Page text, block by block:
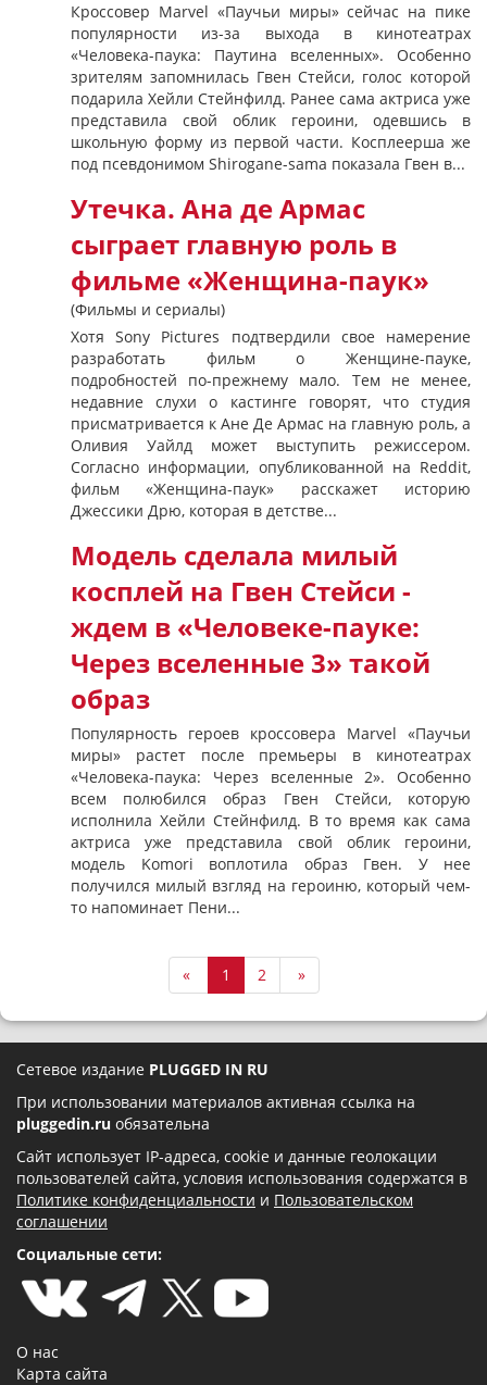
Кроссовер Marvel «Паучьи миры» сейчас на пике
популярности из-за выхода в кинотеатрах
«Человека-паука: Паутина вселенных». Особенно
зрителям запомнилась Гвен Стейси, голос которой
подарила Хейли Стейнфилд. Ранее сама актриса уже
представила свой облик героини, одевшись в
школьную форму из первой части. Косплеерша же
под псевдонимом Shirogane-sama показала Гвен в...
Утечка. Ана де Армас
сыграет главную роль в
фильме «Женщина-паук»
(Фильмы и сериалы)
Хотя Sony Pictures подтвердили свое намерение
разработать фильм о Женщине-пауке,
подробностей по-прежнему мало. Тем не менее,
недавние слухи о кастинге говорят, что студия
присматривается к Ане Де Армас на главную роль, а
Оливия Уайлд может выступить режиссером.
Согласно информации, опубликованной на Reddit,
фильм «Женщина-паук» расскажет историю
Джессики Дрю, которая в детстве...
Модель сделала милый
косплей на Гвен Стейси -
ждем в «Человеке-пауке:
Через вселенные 3» такой
образ
Популярность героев кроссовера Marvel «Паучьи
миры» растет после премьеры в кинотеатрах
«Человека-паука: Через вселенные 2». Особенно
всем полюбился образ Гвен Стейси, которую
исполнила Хейли Стейнфилд. В то время как сама
актриса уже представила свой облик героини,
модель Komori воплотила образ Гвен. У нее
получился милый взгляд на героиню, который чем-
то напоминает Пени...
« 1 2 »
Сетевое издание PLUGGED IN RU
При использовании материалов активная ссылка на
pluggedin.ru обязательна
Сайт использует IP-адреса, cookie и данные геолокации
пользователей сайта, условия использования содержатся в
Политике конфиденциальности и Пользовательском
соглашении
Социальные сети:
О нас
Карта сайта